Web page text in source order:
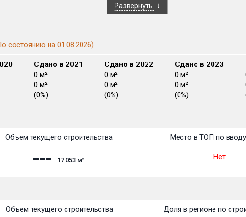
Развернуть
состоянию на 01.08.2026)
Сдано в 2021
0 м²
0 м²
(0%)
Сдано в 2022
0 м²
0 м²
(0%)
Сдано в 2023
0 м²
0 м²
(0%)
Объем текущего строительства
17 053 м²
Место в ТОП по
Нет
Объем текущего строительства Доля в регионе по